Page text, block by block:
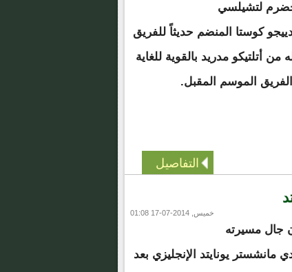
لتشيلسي
كوستا المنضم حديثاً للفريق
من أتلتيكو مدريد بالقوية للغاية
الموسم المقبل.
التفاصيل
خميس, 2014-07-17 01:08
جال مسيرته
مانشستر يونايتد الإنجليزي بعد